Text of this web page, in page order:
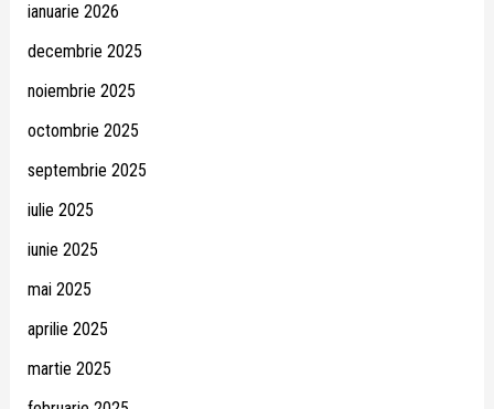
ianuarie 2026
decembrie 2025
noiembrie 2025
octombrie 2025
septembrie 2025
iulie 2025
iunie 2025
mai 2025
aprilie 2025
martie 2025